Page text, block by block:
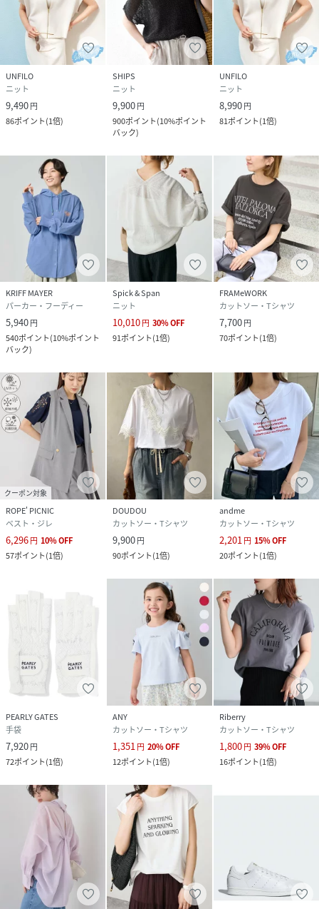
UNFILO
ニット
9,490円
86ポイント(1倍)
SHIPS
ニット
9,900円
900ポイント(10%ポイント
バック)
UNFILO
ニット
8,990円
81ポイント(1倍)
KRIFF MAYER
パーカー・フーディー
5,940円
540ポイント(10%ポイント
バック)
Spick & Span
ニット
10,010円 30%OFF
91ポイント(1倍)
FRAMeWORK
カットソー・Tシャツ
7,700円
70ポイント(1倍)
クーポン対象
ROPE' PICNIC
ベスト・ジレ
6,296円 10%OFF
57ポイント(1倍)
DOUDOU
カットソー・Tシャツ
9,900円
90ポイント(1倍)
andme
カットソー・Tシャツ
2,201円 15%OFF
20ポイント(1倍)
PEARLY GATES
手袋
7,920円
72ポイント(1倍)
ANY
カットソー・Tシャツ
1,351 円 20%OFF
12ポイント(1倍)
Riberry
カットソー・Tシャツ
1,800円 39%OFF
16ポイント(1倍)